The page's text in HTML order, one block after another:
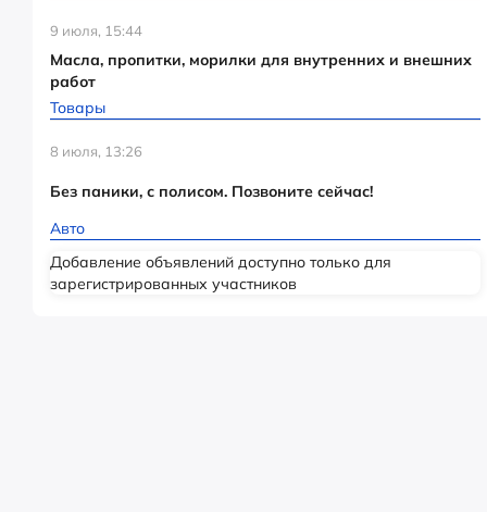
9 июля, 15:44
Масла, пропитки, морилки для внутренних и внешних
работ
Товары
8 июля, 13:26
Без паники, с полисом. Позвоните сейчас!
Авто
Добавление объявлений доступно только для
зарегистрированных участников